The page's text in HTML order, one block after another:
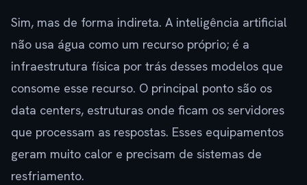
Sim, mas de forma indireta. A inteligência artificial
não usa água como um recurso próprio; é a
infraestrutura física por trás desses modelos que
consome esse recurso. O principal ponto são os
data centers, estruturas onde ficam os servidores
que processam as respostas. Esses equipamentos
geram muito calor e precisam de sistemas de
resfriamento.